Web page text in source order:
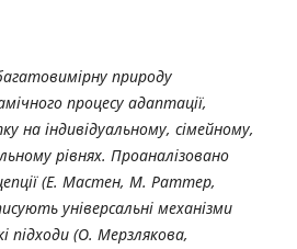
природу
процесу адаптації,
на індивідуальному, сімейному,
рівнях. Проаналізовано
(Е. Мастен, М. Раттер,
універсальні механізми
підходи (О. Мерзлякова,